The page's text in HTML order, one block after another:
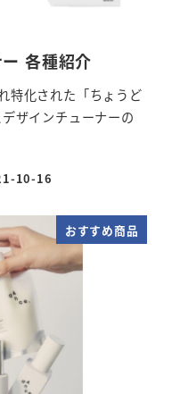
各種紹介
特化された「ちょうど
ザインチューナーの
10-16
おすすめ商品